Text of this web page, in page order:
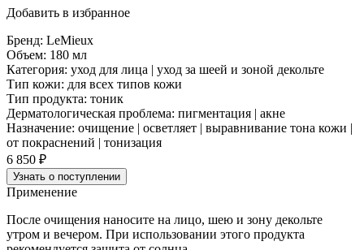
Добавить в избранное
Бренд: LeMieux
Объем: 180 мл
Категория: уход для лица | уход за шеей и зоной декольте
Тип кожи: для всех типов кожи
Тип продукта: тоник
Дерматологическая проблема: пигментация | акне
Назначение: очищение | осветляет | выравнивание тона кожи |
от покраснений | тонизация
6 850 ₽
Узнать о поступлении
Применение
После очищения наносите на лицо, шею и зону декольте
утром и вечером. При использовании этого продукта